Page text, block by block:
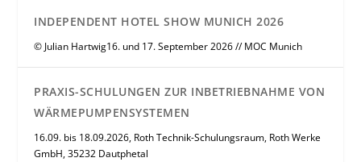
INDEPENDENT HOTEL SHOW MUNICH 2026
© Julian Hartwig16. und 17. September 2026 // MOC Munich
PRAXIS-SCHULUNGEN ZUR INBETRIEBNAHME VON
WÄRMEPUMPENSYSTEMEN
16.09. bis 18.09.2026, Roth Technik-Schulungsraum, Roth Werke
GmbH, 35232 Dautphetal